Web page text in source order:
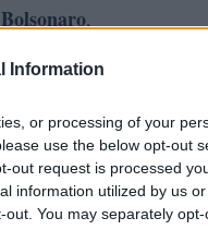
Information
or processing of your
use the below opt-out
out request is processed
information utilized by us
You may separately
,
ao
.